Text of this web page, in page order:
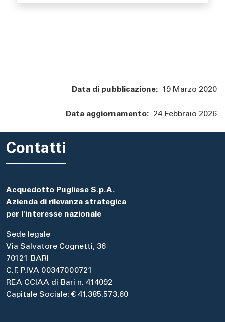
Data di pubblicazione: 19 Marzo 2020
Data aggiornamento: 24 Febbraio 2026
Contatti
Acquedotto Pugliese S.p.A.
Azienda di rilevanza strategica
per l'interesse nazionale
Sede legale
Via Salvatore Cognetti, 36
70121 BARI
C.F. P.IVA 00347000721
REA CCIAA di Bari n. 414092
Capitale Sociale: € 41.385.573,60